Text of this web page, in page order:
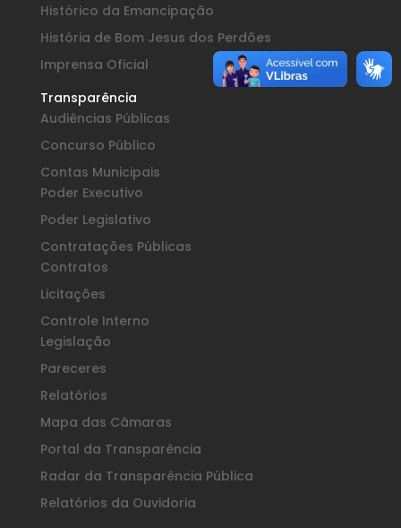
Histórico da Emancipação
História de Bom Jesus dos Perdões
Imprensa Oficial
Transparência
Audiências Públicas
Concurso Público
Contas Municipais
Poder Executivo
Poder Legislativo
Contratações Públicas
Contratos
Licitações
Controle Interno
Legislação
Pareceres
Relatórios
Mapa das Câmaras
Portal da Transparência
Radar da Transparência Pública
Relatórios da Ouvidoria